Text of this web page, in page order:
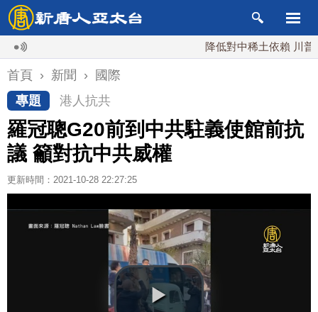
降低對中稀土依賴 川普宣布
首頁 › 新聞 ›
國際
專題
港人抗共
羅冠聰G20前到中共駐義使館前抗
議 籲對抗中共威權
更新時間：2021-10-28 22:27:25